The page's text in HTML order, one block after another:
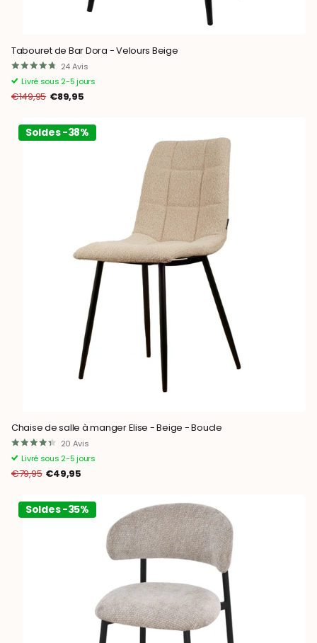
Tabouret de Bar Dora - Velours Beige
24Avis
Livré sous 2-5 jours
€149,95 €89,95
Soldes -38%
Chaise de salle à manger Elise - Beige - Boucle
20 Avis
Livré sous 2-5 jours
€79,95 €49,95
Soldes -35%